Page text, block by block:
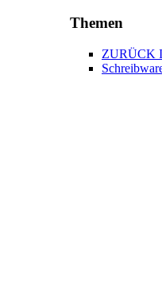
Themen
ZURÜCK